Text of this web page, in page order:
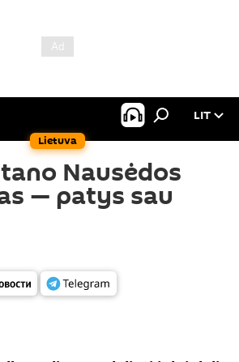
Lietuva
LIT
Nausėdos
— patys sau